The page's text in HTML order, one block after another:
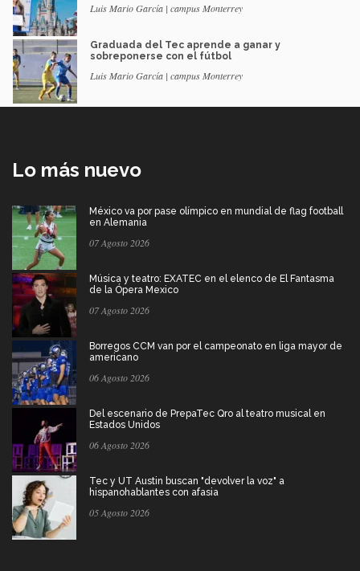
Luis Mario García | campus Monterrey
Graduada del Tec aprende a ganar y
sobreponerse con el fútbol
Luis Mario García | campus Monterrey
Lo más nuevo
México va por pase olímpico en mundial de flag football
en Alemania
07 Agosto 2026
Música y teatro: EXATEC en el elenco de El Fantasma
de la Ópera Mexico
07 Agosto 2026
Borregos CCM van por el campeonato en liga mayor de
americano
06 Agosto 2026
Del escenario de PrepaTec Qro al teatro musical en
Estados Unidos
06 Agosto 2026
Tec y UT Austin buscan "devolver la voz" a
hispanohablantes con afasia
05 Agosto 2026